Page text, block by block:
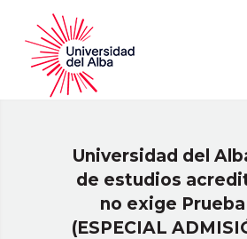
Universidad del
de estudios
no exige Prueba
(ESPECIAL